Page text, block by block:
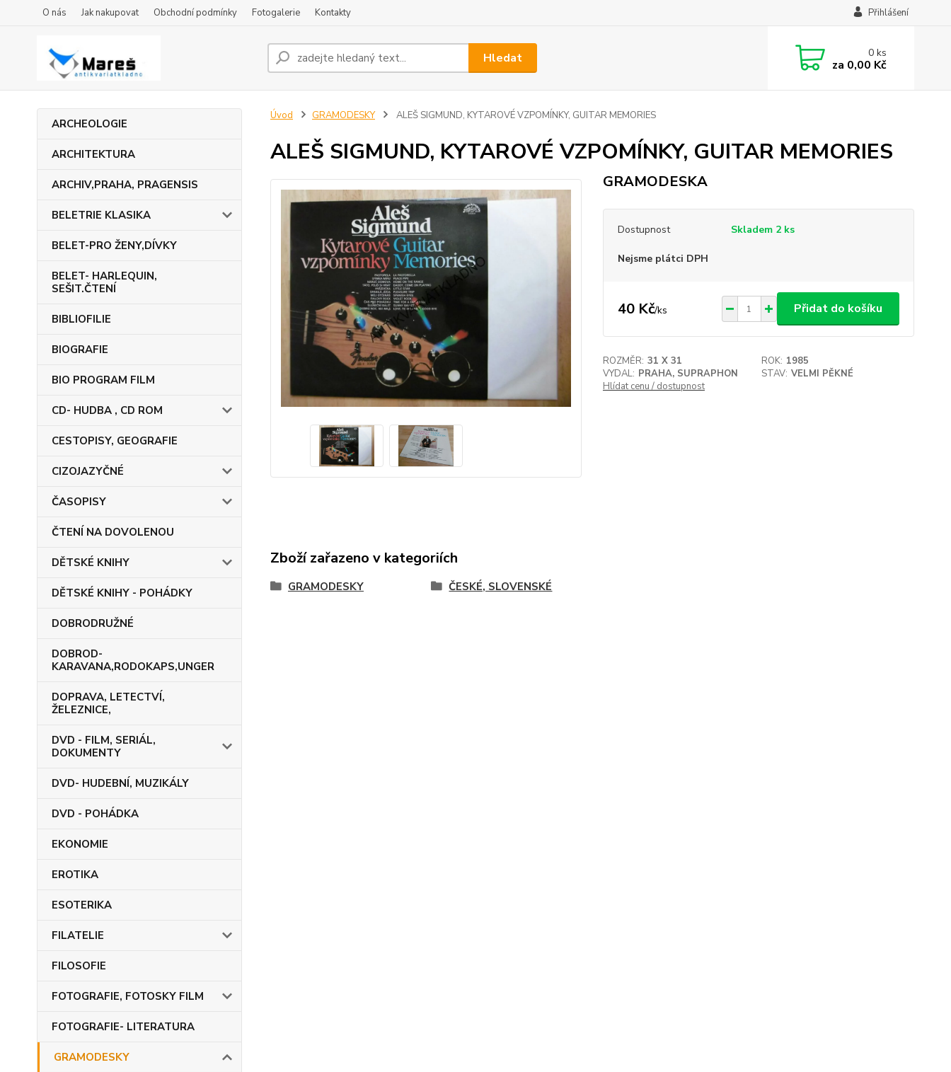
O nás Jak nakupovat Obchodní podmínky Fotogalerie Kontakty Přihlášení
Hledat 0ks
za 0,00 Kč
ARCHEOLOGIE
ARCHITEKTURA
ARCHIV,PRAHA, PRAGENSIS
BELETRIE KLASIKA
BELET-PRO ŽENY,DÍVKY
BELET- HARLEQUIN,
SEŠIT.ČTENÍ
BIBLIOFILIE
BIOGRAFIE
BIO PROGRAM FILM
CD- HUDBA , CD ROM
CESTOPISY, GEOGRAFIE
CIZOJAZYČNÉ
ČASOPISY
ČTENÍ NA DOVOLENOU
DĚTSKÉ KNIHY
DĚTSKÉ KNIHY - POHÁDKY
DOBRODRUŽNÉ
DOBROD-
KARAVANA,RODOKAPS,UNGER
DOPRAVA, LETECTVÍ,
ŽELEZNICE,
DVD - FILM, SERIÁL,
DOKUMENTY
DVD- HUDEBNÍ, MUZIKÁLY
DVD - POHÁDKA
EKONOMIE
EROTIKA
ESOTERIKA
FILATELIE
FILOSOFIE
FOTOGRAFIE, FOTOSKY FILM
FOTOGRAFIE- LITERATURA
GRAMODESKY
Úvod GRAMODESKY ALEŠ SIGMUND, KYTAROVÉ VZPOMÍNKY, GUITAR MEMORIES
ALEŠ SIGMUND, KYTAROVÉ VZPOMÍNKY, GUITAR MEMORIES
GRAMODESKA
Dostupnost Skladem 2 ks
Nejsme plátci DPH
40 Kč/ks Přidat do košíku
ROZMĚR: 31 X 31 ROK: 1985
VYDAL: PRAHA, SUPRAPHON STAV: VELMI PĚKNÉ
Hlídat cenu / dostupnost
Zboží zařazeno v kategoriích
GRAMODESKY ČESKÉ, SLOVENSKÉ